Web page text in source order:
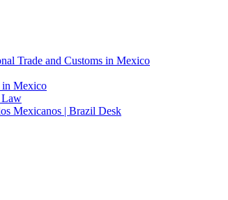
Trade and Customs in Mexico
Mexico
Law
Mexicanos | Brazil Desk